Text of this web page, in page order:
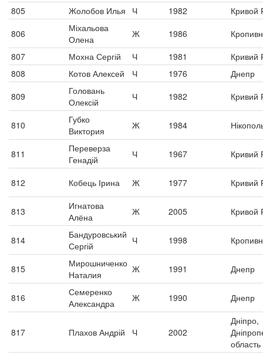
805
Жолобов Илья Ч 1982
Кривой
806
Міхальова
Олена
Ж 1986
807
Мохна Сергій Ч 1981
Кривий
808
Котов Алексей Ч 1976
Днепр
809
Головань
Олексій
Ч 1982 Кривий
810
Губко
Виктория
Ж 1984
811
Переверза
Генадій
Ч 1967 Кривий
812 Кобець Ірина Ж 1977 Кривий
813
Игнатова
Алёна
Ж 2005 Кривой
814
Бандуровський
Сергій
Ч 1998
815
Мирошниченко
Наталия
Ж 1991 Днепр
816
Семеренко
Александра
Ж 1990 Днепр
817 Плахов Андрій Ч 2002
Дніпро,
область